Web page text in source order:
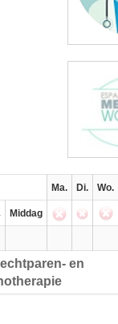
Ma. Di. Wo.
Middag
en